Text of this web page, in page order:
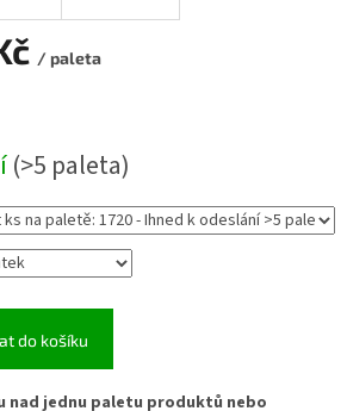
/ paleta
(>5 paleta)
do košíku
nad jednu paletu produktů nebo